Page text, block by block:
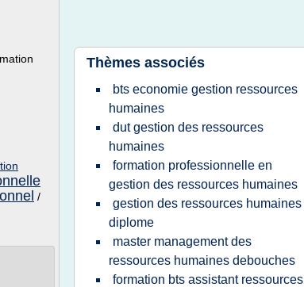
/
Thèmes associés
bts economie gestion ressources
humaines
dut gestion des ressources
humaines
formation professionnelle en
gestion des ressources humaines
gestion des ressources humaines
diplome
master management des
ressources humaines debouches
formation bts assistant ressources